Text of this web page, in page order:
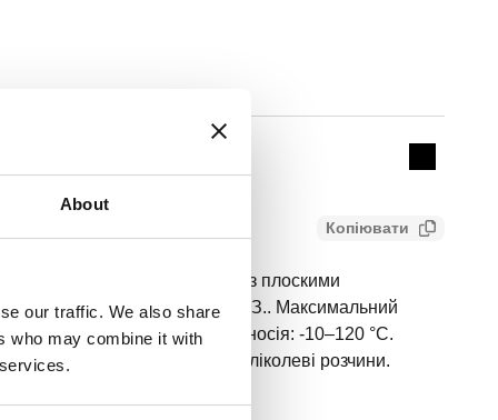
About
our traffic. We also share
who may combine it with
Collapse
Копіювати
клапан. для з’єднання із плоскими
G 1/2" (ISO 228-1) B.З.. Максимальний
значень температури теплоносія: -10–120 °C.
50 %. Теплоносій: водно-гліколеві розчини.